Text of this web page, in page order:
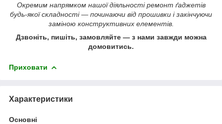
Окремим напрямком нашої діяльності ремонт ґаджетів
будь-якої складності ― починаючи від прошивки і закінчуючи
заміною конструктивних елементів.
Дзвоніть, пишіть, замовляйте ― з нами завжди можна
домовитись.
Приховати
Характеристики
Основні